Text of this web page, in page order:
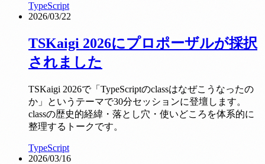
TypeScript
2026/03/22
TSKaigi 2026にプロポーザルが採択
されました
TSKaigi 2026で「TypeScriptのclassはなぜこうなったの
か」というテーマで30分セッションに登壇します。
classの歴史的経緯・落とし穴・使いどころを体系的に
整理するトークです。
TypeScript
2026/03/16